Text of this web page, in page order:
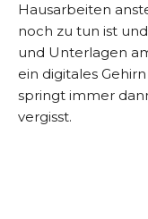
Hausarbeiten
noch zu tun ist
und Unterlagen
ein digitales
springt immer
vergisst.